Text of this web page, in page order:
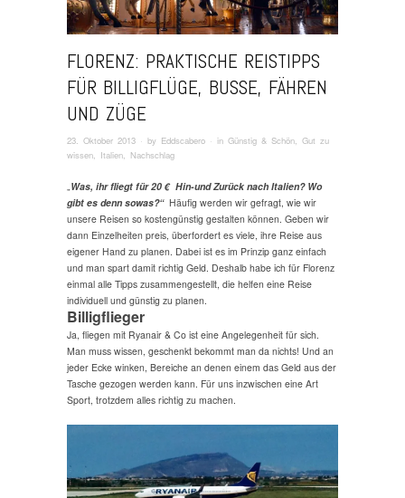
FLORENZ: PRAKTISCHE REISTIPPS
FÜR BILLIGFLÜGE, BUSSE, FÄHREN
UND ZÜGE
23. Oktober 2013 · by Eddscabero · in Günstig & Schön Gut zu
wissen
Italien Nachschlag
Was, ihr fliegt für 20 € Hin-und Zurück nach Italien? Wo
gibt es denn sowas?“ Häufig werden wir gefragt, wie wir
unsere Reisen so kostengünstig gestalten können. Geben wir
dann Einzelheiten preis, überfordert es viele, ihre Reise aus
eigener Hand zu planen. Dabei ist es im Prinzip ganz einfach
und man spart damit richtig Geld. Deshalb habe ich für Florenz
einmal alle Tipps zusammengestellt, die helfen eine Reise
individuell und günstig zu planen.
Billigflieger
Ja, fliegen mit Ryanair & Co ist eine Angelegenheit für sich.
Man muss wissen, geschenkt bekommt man da nichts! Und an
jeder Ecke winken, Bereiche an denen einem das Geld aus der
Tasche gezogen werden kann. Für uns inzwischen eine Art
Sport, trotzdem alles richtig zu machen.